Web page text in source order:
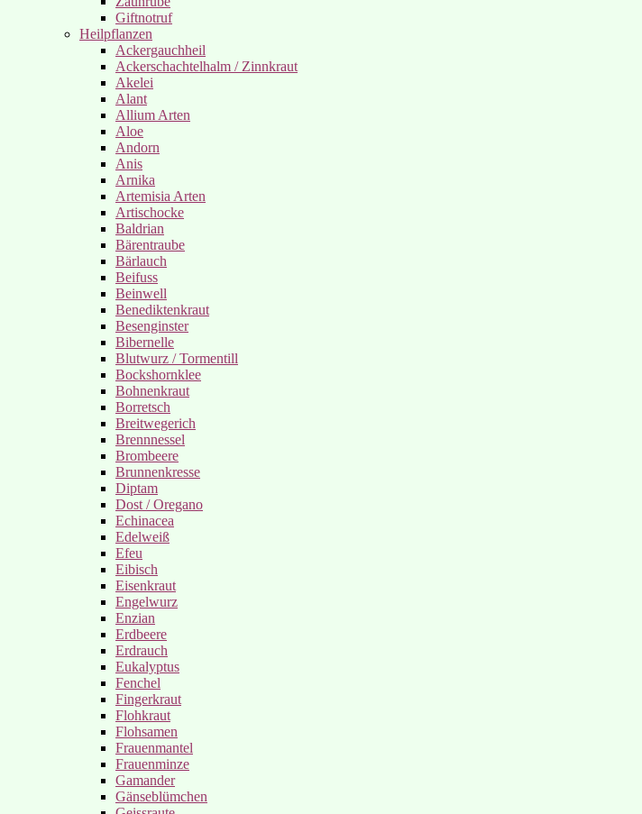
Giftnotruf
Heilpflanzen
Ackergauchheil
Ackerschachtelhalm / Zinnkraut
Akelei
Alant
Allium Arten
Aloe
Andorn
Anis
Arnika
Artemisia Arten
Artischocke
Baldrian
Bärentraube
Bärlauch
Beifuss
Beinwell
Benediktenkraut
Besenginster
Bibernelle
Blutwurz / Tormentill
Bockshornklee
Bohnenkraut
Borretsch
Breitwegerich
Brennnessel
Brombeere
Brunnenkresse
Diptam
Dost / Oregano
Echinacea
Edelweiß
Efeu
Eibisch
Eisenkraut
Engelwurz
Enzian
Erdbeere
Erdrauch
Eukalyptus
Fenchel
Fingerkraut
Flohkraut
Flohsamen
Frauenmantel
Frauenminze
Gamander
Gänseblümchen